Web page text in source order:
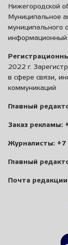
Нижегородской
Муниципальное
муниципального
2022 г.
в сфере связи,
коммуникаций
Главный
Заказ рекламы:
Журналисты: +7
Главный
Почта